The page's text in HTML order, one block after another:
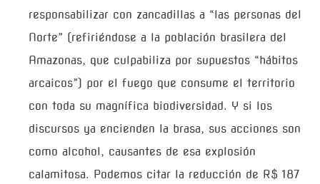
responsabilizar con zancadillas a “las personas del
Norte” (refiriéndose a la población brasilera del
Amazonas, que culpabiliza por supuestos “hábitos
arcaicos”) por el fuego que consume el territorio
con toda su magnífica biodiversidad. Y si los
discursos ya encienden la brasa, sus acciones son
como alcohol, causantes de esa explosión
calamitosa. Podemos citar la reducción de R$ 187